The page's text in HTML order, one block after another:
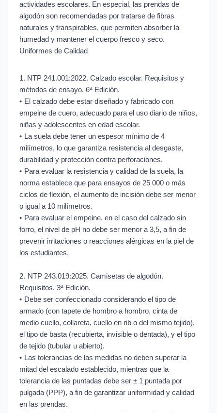
actividades escolares. En especial, las prendas de
algodón son recomendadas por tratarse de fibras
naturales y transpirables, que permiten absorber la
humedad y mantener el cuerpo fresco y seco.
Uniformes de Calidad
1. NTP 241.001:2022. Calzado escolar. Requisitos y
métodos de ensayo. 6ª Edición.
• El calzado debe estar diseñado y fabricado con
empeine de cuero, adecuado para el uso diario de niños,
niñas y adolescentes en edad escolar.
• La suela debe tener un espesor mínimo de 4
milímetros, lo que garantiza resistencia al desgaste,
durabilidad y protección contra perforaciones.
• Para evaluar la resistencia y calidad de la suela, la
norma establece que para ensayos de 25 000 o más
ciclos de flexión, el aumento de incisión debe ser menor
o igual a 10 milímetros.
• Para evaluar el empeine, en el caso del calzado sin
forro, el nivel de pH no debe ser menor a 3,5, a fin de
prevenir irritaciones o reacciones alérgicas en la piel de
los estudiantes.
2. NTP 243.019:2025. Camisetas de algodón.
Requisitos. 3ª Edición.
• Debe ser confeccionado considerando el tipo de
armado (con tapete de hombro a hombro, cinta de
medio cuello, collareta, cuello en rib o del mismo tejido),
el tipo de basta (recubierta, invisible o dentada), y el tipo
de tejido (tubular u abierto).
• Las tolerancias de las medidas no deben superar la
mitad del escalado establecido, mientras que la
tolerancia de las puntadas debe ser ± 1 puntada por
pulgada (PPP), a fin de garantizar uniformidad y calidad
en las prendas.